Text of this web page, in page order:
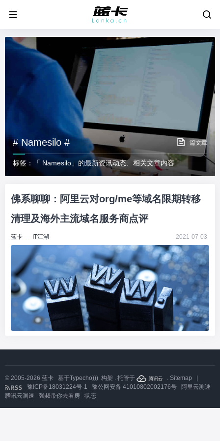
# Namesilo # 篇文章
标签：「 Namesilo」的最新资讯动态、相关文章内容
佛系聊聊：阿里云对org/me等域名限期转移
清理及海外主流域名服务商点评
蓝卡 — IT江湖 2021-07-03
© 2005-2026 蓝卡 基于Typecho))) 构架 . 托管于 . Sitemap
豫ICP备18031224号-1
豫公网安备 41010802002176号
阿里云测速
腾讯云测速
强叔带你去看房 状态